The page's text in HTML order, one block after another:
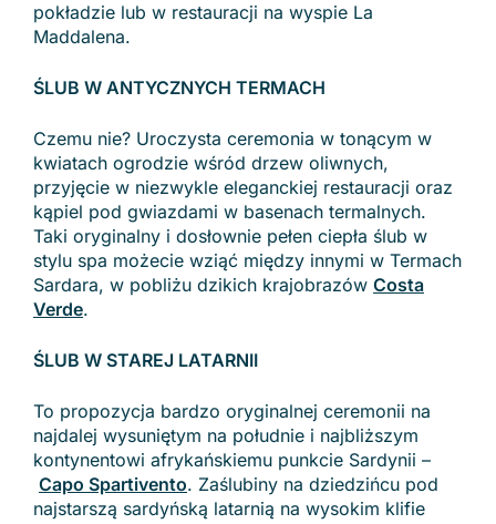
pokładzie lub w restauracji na wyspie La
Maddalena.
ŚLUB W ANTYCZNYCH TERMACH
Czemu nie? Uroczysta ceremonia w tonącym w
kwiatach ogrodzie wśród drzew oliwnych,
przyjęcie w niezwykle eleganckiej restauracji oraz
kąpiel pod gwiazdami w basenach termalnych.
Taki oryginalny i dosłownie pełen ciepła ślub w
stylu spa możecie wziąć między innymi w Termach
Sardara, w pobliżu dzikich krajobrazów Costa
Verde.
ŚLUB W STAREJ LATARNII
To propozycja bardzo oryginalnej ceremonii na
najdalej wysuniętym na południe i najbliższym
kontynentowi afrykańskiemu punkcie Sardynii –
Capo Spartivento. Zaślubiny na dziedzińcu pod
najstarszą sardyńską latarnią na wysokim klifie